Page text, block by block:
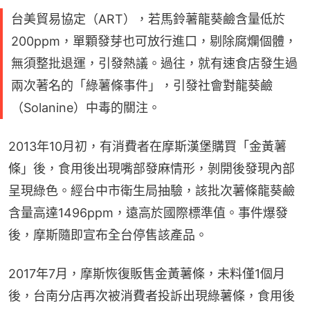
台美貿易協定（ART），若馬鈴薯龍葵鹼含量低於
200ppm，單顆發芽也可放行進口，剔除腐爛個體，
無須整批退運，引發熱議。過往，就有速食店發生過
兩次著名的「綠薯條事件」，引發社會對龍葵鹼
（Solanine）中毒的關注。
2013年10月初，有消費者在摩斯漢堡購買「金黃薯
條」後，食用後出現嘴部發麻情形，剝開後發現內部
呈現綠色。經台中市衛生局抽驗，該批次薯條龍葵鹼
含量高達1496ppm，遠高於國際標準值。事件爆發
後，摩斯隨即宣布全台停售該產品。
2017年7月，摩斯恢復販售金黃薯條，未料僅1個月
後，台南分店再次被消費者投訴出現綠薯條，食用後